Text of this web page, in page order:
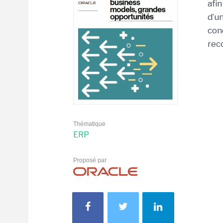
Thématique
ERP
Proposé par